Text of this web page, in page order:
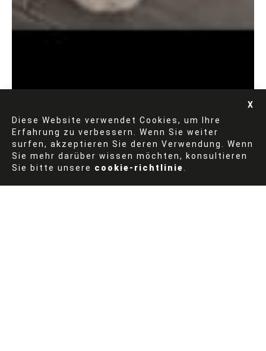
DEX-ANWENDUNG
Diese Website verwendet Cookies, um Ihre
Erfahrung zu verbessern. Wenn Sie weiter
surfen, akzeptieren Sie deren Verwendung. Wenn
Sie mehr darüber wissen möchten, konsultieren
Sie bitte unsere cookie-richtlinie